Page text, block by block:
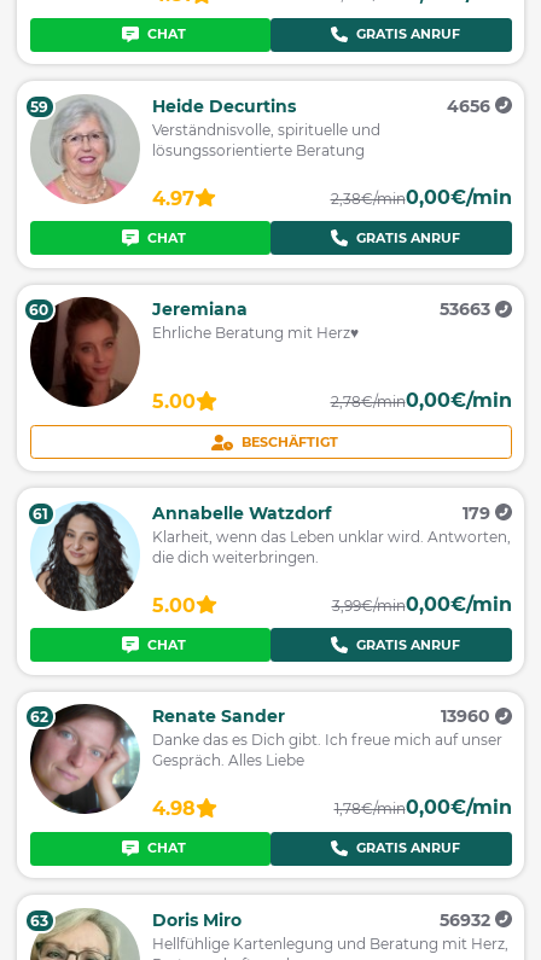
CHAT GRATIS ANRUF
59 Heide Decurtins 4656
Verständnisvolle, spirituelle und
lösungssorientierte Beratung
4.97 2,38€/min0,00€/min
CHAT GRATIS ANRUF
60 Jeremiana 53663
Ehrliche Beratung mit Herz♥
5.00 2,78€/min0,00€/min
BESCHÄFTIGT
61 Annabelle Watzdorf 179
Klarheit, wenn das Leben unklar wird. Antworten,
die dich weiterbringen.
5.00 3,99€/min0,00€/min
CHAT GRATIS ANRUF
62 Renate Sander 13960
Danke das es Dich gibt. Ich freue mich auf unser
Gespräch. Alles Liebe
4.98 1,78€/min0,00€/min
CHAT GRATIS ANRUF
63 Doris Miro 56932
Hellfühlige Kartenlegung und Beratung mit Herz,